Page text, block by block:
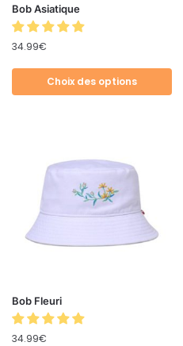
Bob Asiatique
34.99€
Choix des options
Bob Fleuri
34.99€